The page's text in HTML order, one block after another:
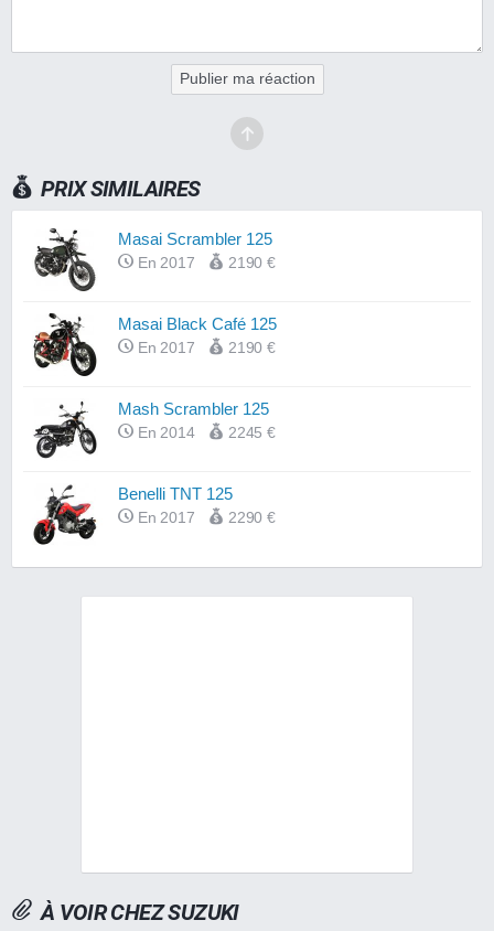
Publier ma réaction
PRIX SIMILAIRES
Masai Scrambler 125
En 2017 2190 €
Masai Black Café 125
En 2017 2190 €
Mash Scrambler 125
En 2014 2245 €
Benelli TNT 125
En 2017 2290 €
À VOIR CHEZ SUZUKI